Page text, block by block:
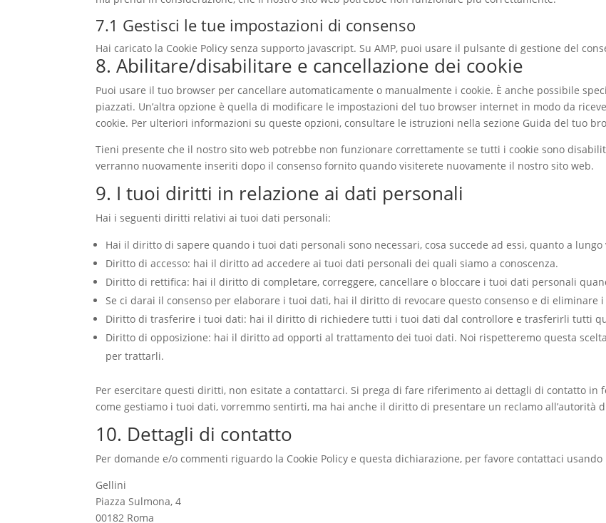
7.1 Gestisci le tue impostazioni di consenso
Hai caricato la Cookie Policy senza supporto javascript. Su AMP, puoi usare il pulsante di gestione del
8. Abilitare/disabilitare e cancellazione dei cookie
Puoi usare il tuo browser per cancellare automaticamente o manualmente i cookie. È anche possibile
piazzati. Un’altra opzione è quella di modificare le impostazioni del tuo browser internet in modo da
cookie. Per ulteriori informazioni su queste opzioni, consultare le istruzioni nella sezione Guida del tuo
Tieni presente che il nostro sito web potrebbe non funzionare correttamente se tutti i cookie sono
verranno nuovamente inseriti dopo il consenso fornito quando visiterete nuovamente il nostro sito web.
9. I tuoi diritti in relazione ai dati personali
Hai i seguenti diritti relativi ai tuoi dati personali:
Hai il diritto di sapere quando i tuoi dati personali sono necessari, cosa succede ad essi, quanto a
Diritto di accesso: hai il diritto ad accedere ai tuoi dati personali dei quali siamo a conoscenza.
Diritto di rettifica: hai il diritto di completare, correggere, cancellare o bloccare i tuoi dati personali
Se ci darai il consenso per elaborare i tuoi dati, hai il diritto di revocare questo consenso e di eliminare
Diritto di trasferire i tuoi dati: hai il diritto di richiedere tutti i tuoi dati dal controllore e trasferirli tutti
Diritto di opposizione: hai il diritto ad opporti al trattamento dei tuoi dati. Noi rispetteremo questa
per trattarli.
Per esercitare questi diritti, non esitate a contattarci. Si prega di fare riferimento ai dettagli di contatto in
come gestiamo i tuoi dati, vorremmo sentirti, ma hai anche il diritto di presentare un reclamo all’autorità
10. Dettagli di contatto
Per domande e/o commenti riguardo la Cookie Policy e questa dichiarazione, per favore contattaci
Gellini
Piazza Sulmona, 4
00182 Roma